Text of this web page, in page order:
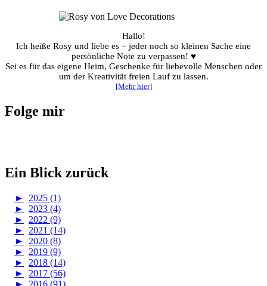
Hallo!
Ich heiße Rosy und liebe es – jeder noch so kleinen Sache eine
persönliche Note zu verpassen! ♥
Sei es für das eigene Heim, Geschenke für liebevolle Menschen oder
um der Kreativität freien Lauf zu lassen.
[Mehr hier]
Folge mir
Ein Blick zurück
►
2025 (1)
►
2023 (4)
►
2022 (9)
►
2021 (14)
►
2020 (8)
►
2019 (9)
►
2018 (14)
►
2017 (56)
►
2016 (91)